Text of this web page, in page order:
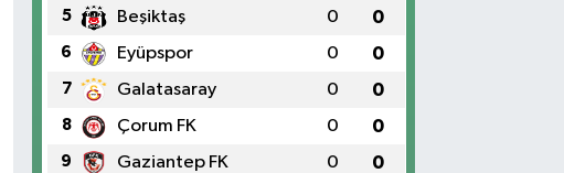
5 Beşiktaş 0 0
6 Eyüpspor 0 0
7 Galatasaray 0 0
8 Çorum FK 0 0
9 Gaziantep FK 0 0